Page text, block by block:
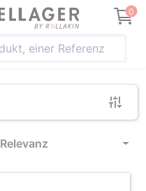
0
Relevanz